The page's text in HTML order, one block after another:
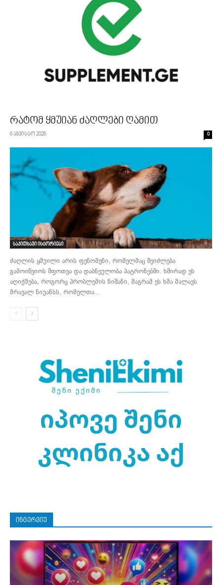
რატომ ყმუიან ძაღლები ღამით
6 აგვისტო 2026 0
საკითხავი ისტორიები
ძაღლის ყმუილი არის ფენომენი, რომელმაც შეიძლება
გამოიწვიოს შფოთვა და დაბნეულობა პატრონებში. ხშირად ეს
აღიქმება, როგორც პრობლემის ნიშანი, მაგრამ ეს ხმა მალავს
მრავალ ნიუანსს, რომელთა...
ᲘᲜᲢᲔᲠᲕᲘᲣ